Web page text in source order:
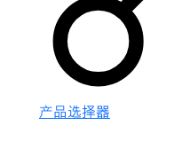
产品选择器